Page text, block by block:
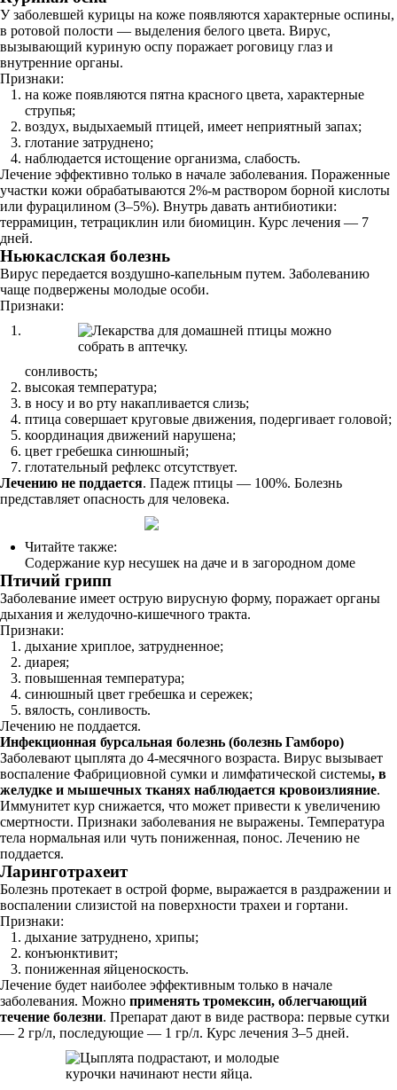
У заболевшей курицы на коже появляются характерные оспины,
в ротовой полости — выделения белого цвета. Вирус,
вызывающий куриную оспу поражает роговицу глаз и
внутренние органы.
Признаки:
на коже появляются пятна красного цвета, характерные
струпья;
воздух, выдыхаемый птицей, имеет неприятный запах;
глотание затруднено;
наблюдается истощение организма, слабость.
Лечение эффективно только в начале заболевания. Пораженные
участки кожи обрабатываются 2%-м раствором борной кислоты
или фурацилином (3–5%). Внутрь давать антибиотики:
террамицин, тетрациклин или биомицин. Курс лечения — 7
дней.
Ньюкаслская болезнь
Вирус передается воздушно-капельным путем. Заболеванию
чаще подвержены молодые особи.
Признаки:
сонливость;
высокая температура;
в носу и во рту накапливается слизь;
птица совершает круговые движения, подергивает головой;
координация движений нарушена;
цвет гребешка синюшный;
глотательный рефлекс отсутствует.
Лечению не поддается. Падеж птицы — 100%. Болезнь
представляет опасность для человека.
Читайте также:
Содержание кур несушек на даче и в загородном доме
Птичий грипп
Заболевание имеет острую вирусную форму, поражает органы
дыхания и желудочно-кишечного тракта.
Признаки:
дыхание хриплое, затрудненное;
диарея;
повышенная температура;
синюшный цвет гребешка и сережек;
вялость, сонливость.
Лечению не поддается.
Инфекционная бурсальная болезнь (болезнь Гамборо)
Заболевают цыплята до 4-месячного возраста. Вирус вызывает
воспаление Фабрициовной сумки и лимфатической системы, в
желудке и мышечных тканях наблюдается кровоизлияние.
Иммунитет кур снижается, что может привести к увеличению
смертности. Признаки заболевания не выражены. Температура
тела нормальная или чуть пониженная, понос. Лечению не
поддается.
Ларинготрахеит
Болезнь протекает в острой форме, выражается в раздражении и
воспалении слизистой на поверхности трахеи и гортани.
Признаки:
дыхание затруднено, хрипы;
конъюнктивит;
пониженная яйценоскость.
Лечение будет наиболее эффективным только в начале
заболевания. Можно применять тромексин, облегчающий
течение болезни. Препарат дают в виде раствора: первые сутки
— 2 гр/л, последующие — 1 гр/л. Курс лечения 3–5 дней.